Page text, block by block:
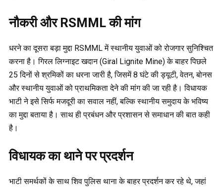
नौकरी और RSMML की मांग
धरने का दूसरा बड़ा मुद्दा RSMML में स्थानीय युवाओं को रोजगार सुनिश्चित
करना है। गिरल लिग्नाइट खदान (Giral Lignite Mine) के बाहर पिछले
25 दिनों से श्रमिकों का धरना जारी है, जिसमें 8 घंटे की ड्यूटी, वेतन, बोनस
और स्थानीय युवाओं को प्राथमिकता देने की मांग की जा रही है। विधायक
भाटी ने इसे सिर्फ मजदूरी का सवाल नहीं, बल्कि स्थानीय समुदाय के भविष्य
का मुद्दा बताया है। साथ ही प्रबंधन और प्रशासन से समाधान की बात कही
है।
विधायक का थाने पर प्रदर्शन
भाटी समर्थकों के साथ शिव पुलिस थाना के बाहर प्रदर्शन कर रहे थे, जहां